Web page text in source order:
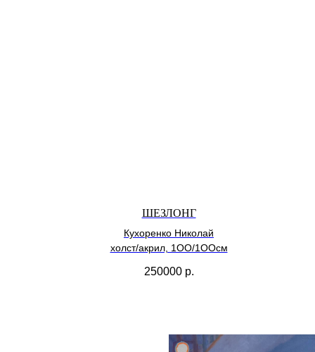
ШЕЗЛОНГ
Кухоренко Николай
холст/акрил, 1ОО/1ООсм
250000 р.